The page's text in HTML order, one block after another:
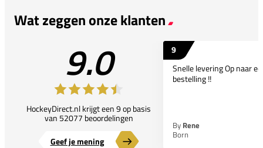
Wat zeggen onze klanten
9.0
HockeyDirect.nl krijgt een 9 op basis
van 52077 beoordelingen
Geef je mening
9
Snelle levering Op naar
bestelling !!
By Rene
Born